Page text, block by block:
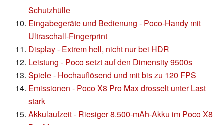
Schutzhülle
Eingabegeräte und Bedienung - Poco-Handy mit
Ultraschall-Fingerprint
Display - Extrem hell, nicht nur bei HDR
Leistung - Poco setzt auf den Dimensity 9500s
Spiele - Hochauflösend und mit bis zu 120 FPS
Emissionen - Poco X8 Pro Max drosselt unter Last
stark
Akkulaufzeit - Riesiger 8.500-mAh-Akku im Poco X8